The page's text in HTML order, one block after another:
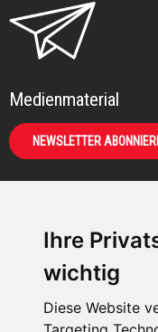
Ihre
wichtig
Diese Website
Medienmaterial
NEWSLETTER
KIRCHE IN NOT -
Österreich
Weimarer Straße 104/3
1190 Wien